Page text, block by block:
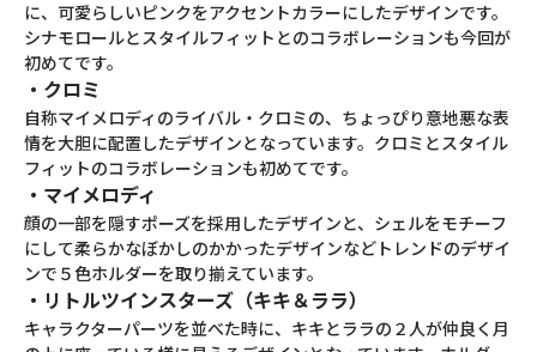
に、可愛らしいピンクをアクセントカラーにしたデザインです。
シナモロールとスタイルフィットとのコラボレーションも今回が
初めてです。
・クロミ
自称マイメロディのライバル・クロミの、ちょっぴり意地悪な表
情を大胆に配置したデザインとなっています。クロミとスタイル
フィットのコラボレーションも初めてです。
・マイメロディ
顔の一部を隠すポーズを採用したデザインと、シェルをモチーフ
にして柔らかなぼかしのかかったデザインなどトレンドのデザイ
ンで５色ホルダーを取り揃えています。
・リトルツインスターズ（キキ＆ララ）
キャラクターパーツを並べた時に、キキとララの２人が仲良く月